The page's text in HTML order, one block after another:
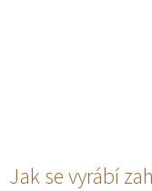
Jak se vyrábí